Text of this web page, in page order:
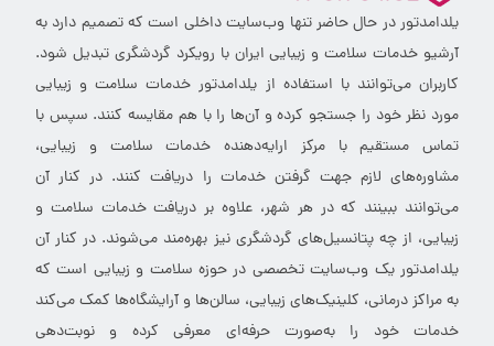
یلدامدتور در حال حاضر تنها وب‌سایت داخلی است که تصمیم دارد به
آرشیو خدمات سلامت و زیبایی ایران با رویکرد گردشگری تبدیل شود.
کاربران می‌توانند با استفاده از یلدامدتور خدمات سلامت و زیبایی
مورد نظر خود را جستجو کرده و آن‌ها را با هم مقایسه کنند. سپس با
تماس مستقیم با مرکز ارایه‌دهنده خدمات سلامت و زیبایی،
مشاوره‌های لازم جهت گرفتن خدمات را دریافت کنند. در کنار آن
می‌توانند ببینند که در هر شهر، علاوه بر دریافت خدمات سلامت و
زیبایی، از چه پتانسیل‌های گردشگری نیز بهره‌مند می‌شوند. در کنار آن
یلدامدتور یک وب‌سایت تخصصی در حوزه سلامت و زیبایی است که
به مراکز درمانی، کلینیک‌های زیبایی، سالن‌ها و آرایشگاه‌ها کمک می‌کند
خدمات خود را به‌صورت حرفه‌ای معرفی کرده و نوبت‌دهی